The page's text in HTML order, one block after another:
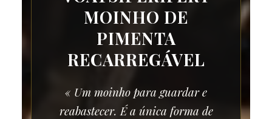
MOINHO DE
PIMENTA
RECARREGÁVEL
« Um moinho para guardar e
reabastecer. É a única forma de